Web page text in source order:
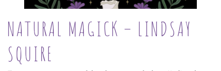
NATURAL MAGICK – LINDSAY
SQUIRE